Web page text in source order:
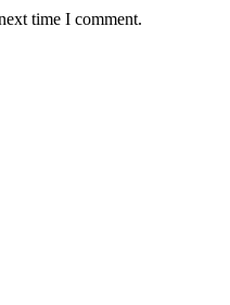
time I comment.